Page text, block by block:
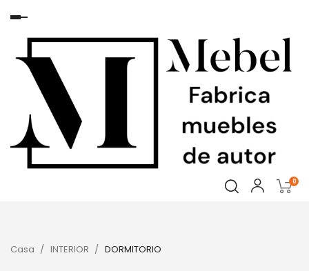
Navegación
de
0
Casa INTERIOR DORMITORIO